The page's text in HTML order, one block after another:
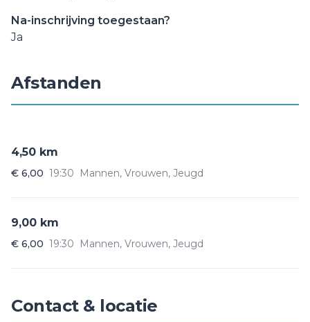
Na-inschrijving toegestaan?
Ja
Afstanden
4,50 km
19:30 Mannen, Vrouwen, Jeugd
€ 6,00
9,00 km
19:30 Mannen, Vrouwen, Jeugd
€ 6,00
Contact & locatie